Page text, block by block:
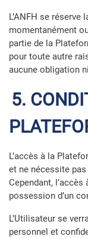
L’ANFH se
momentanément
partie de la
pour toute autre
aucune obligation
5.
L’accès à la
et ne nécessite
Cependant,
possession d’un
L’Utilisateur se
personnel et